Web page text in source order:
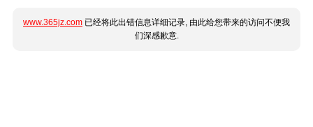
www.365jz.com 已经将此出错信息详细记录, 由此给您带来的访问不便我
们深感歉意.